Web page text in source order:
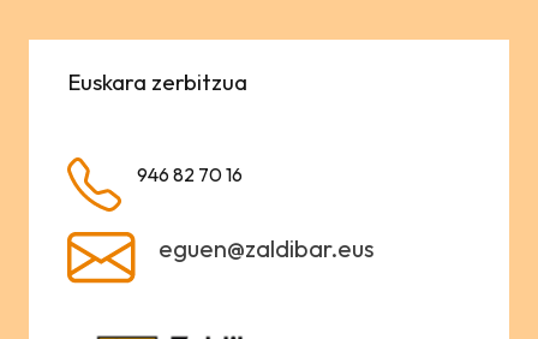
Euskara zerbitzua
946 82 70 16
eguen@zaldibar.eus